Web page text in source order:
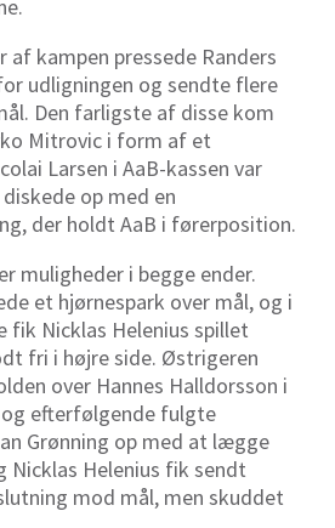
kampen pressede Randers
udligningen og sendte flere
Den farligste af disse kom
Mitrovic i form af et
Larsen i AaB-kassen var
op med en
der holdt AaB i førerposition.
muligheder i begge ender.
et hjørnespark over mål, og i
fik Nicklas Helenius spillet
fri i højre side. Østrigeren
over Hannes Halldorsson i
og efterfølgende fulgte
Grønning op med at lægge
Nicklas Helenius fik sendt
mod mål, men skuddet